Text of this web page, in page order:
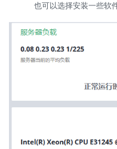
也可以选择安装一些软